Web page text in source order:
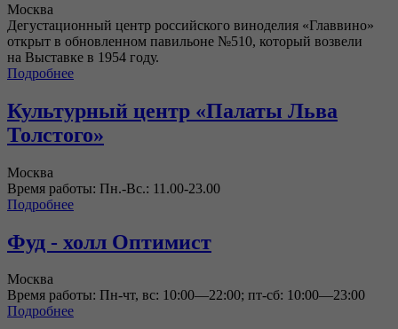
Москва
Дегустационный центр российского виноделия «Главвино»
открыт в обновленном павильоне №510, который возвели
на Выставке в 1954 году.
Подробнее
Культурный центр «Палаты Льва
Толстого»
Москва
Время работы: Пн.-Вс.: 11.00-23.00
Подробнее
Фуд - холл Оптимист
Москва
Время работы: Пн-чт, вс: 10:00—22:00; пт-сб: 10:00—23:00
Подробнее